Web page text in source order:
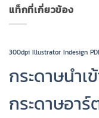
แท็กที่เกี่ยวข้อง
300dpi Illustrator Indesign
กระดาษนำเ
กระดาษอาร์